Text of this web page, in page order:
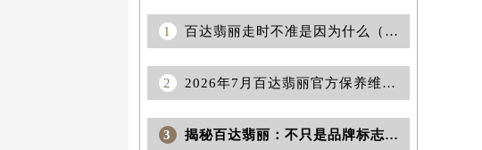
1 百达翡丽走时不准是因为什么（百达翡丽手表走时不准怎么解决）
2 2026年7月百达翡丽官方保养维修网络升级补充版（含网点搬迁与增设）文本
3 揭秘百达翡丽：不只是品牌标志的背后